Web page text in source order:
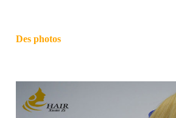
Des photos